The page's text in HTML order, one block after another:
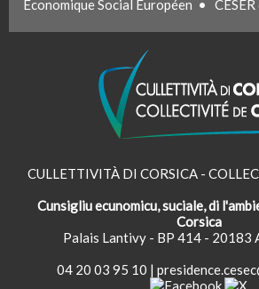
Economique Social Européen •
CULLETTIVITÀ DI CORSICA -
Cunsigliu ecunomicu, suciale, di
Corsica
Palais Lantivy - BP 414 - 20183
04 20 03 95 10 |